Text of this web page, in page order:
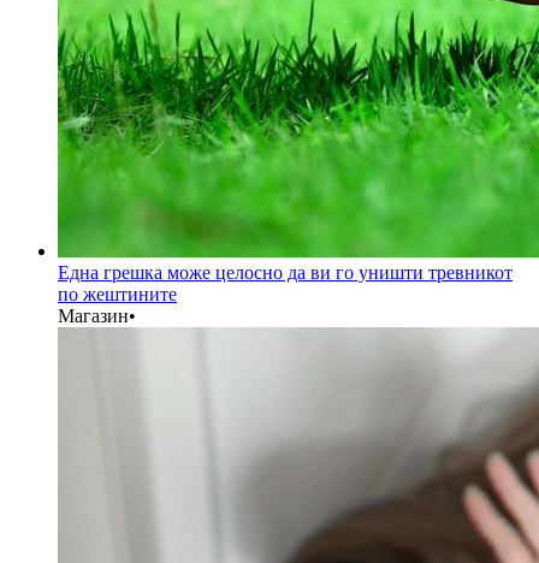
Една грешка може целосно да ви го уништи тревникот
по жештините
Магазин•